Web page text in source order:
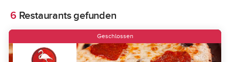
6Restaurants gefunden
Geschlossen